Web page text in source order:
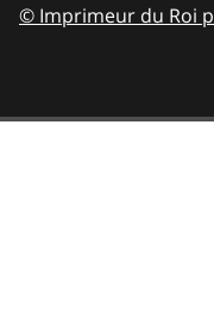
© Imprimeur du Roi